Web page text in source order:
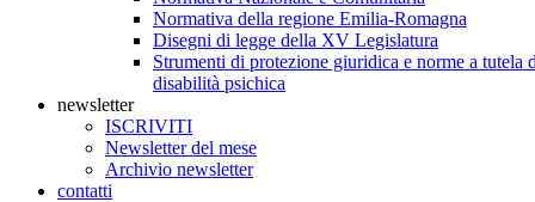
Normativa della regione Emilia-Romagna
Disegni di legge della XV Legislatura
Strumenti di protezione giuridica e norme a tutela
disabilità psichica
newsletter
ISCRIVITI
Newsletter del mese
Archivio newsletter
contatti